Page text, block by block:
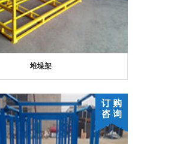
堆垛架
订 购
咨 询